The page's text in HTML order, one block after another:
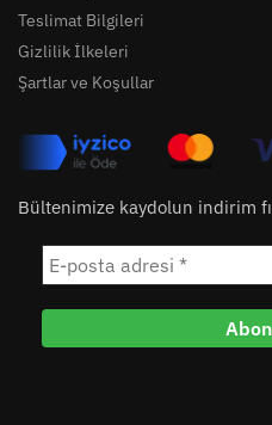
Teslimat Bilgileri
Gizlilik İlkeleri
Şartlar ve Koşullar
Bültenimize kaydolun indirim